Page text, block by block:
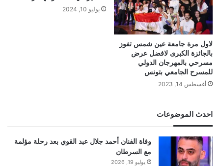
لاول مرة جامعة عين شمس تفوز
بالجائزة الكبرى لافضل عرض
مسرحي بالمهرجان الدولي
للمسرح الجامعي بتونس
أغسطس 14, 2023
يوليو 10, 2024
احدث الموضوعات
وفاة الفنان أحمد جلال عبد القوي بعد رحلة مؤلمة
مع السرطان
يوليو 19, 2026